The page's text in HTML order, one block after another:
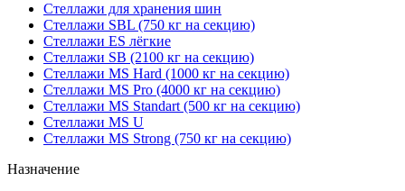
Стеллажи для хранения шин
Стеллажи SBL (750 кг на секцию)
Стеллажи ES лёгкие
Стеллажи SB (2100 кг на секцию)
Стеллажи MS Hard (1000 кг на секцию)
Стеллажи MS Pro (4000 кг на секцию)
Стеллажи MS Standart (500 кг на секцию)
Стеллажи MS U
Стеллажи MS Strong (750 кг на секцию)
Назначение